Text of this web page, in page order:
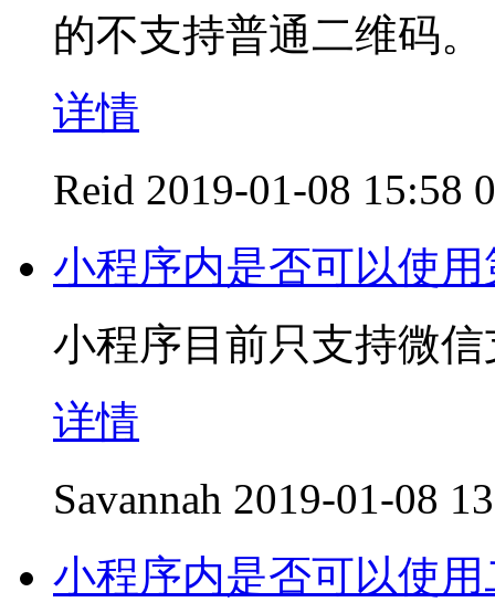
的不支持普通二维码。
详情
Reid 2019-01-08 15:58
小程序内是否可以使
小程序目前只支持微信
详情
Savannah 2019-01-08
小程序内是否可以使